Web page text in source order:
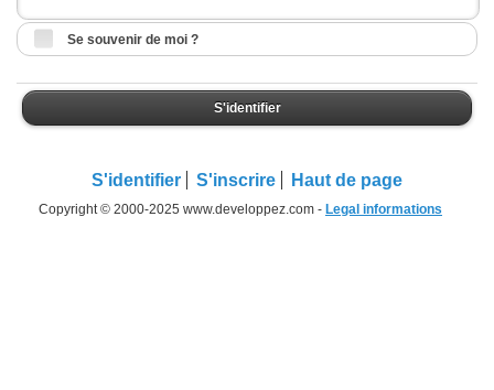
Se souvenir de moi ?
S'identifier
S'identifier S'inscrire Haut de page
Copyright © 2000-2025 www.developpez.com - Legal informations